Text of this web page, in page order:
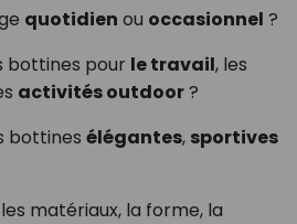
quotidien ou occasionnel ?
bottines pour le travail, les
activités outdoor?
bottines élégantes, sportives
matériaux, la forme, la